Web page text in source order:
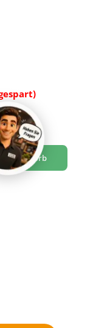
die Schaltflächen um
Warenkorb